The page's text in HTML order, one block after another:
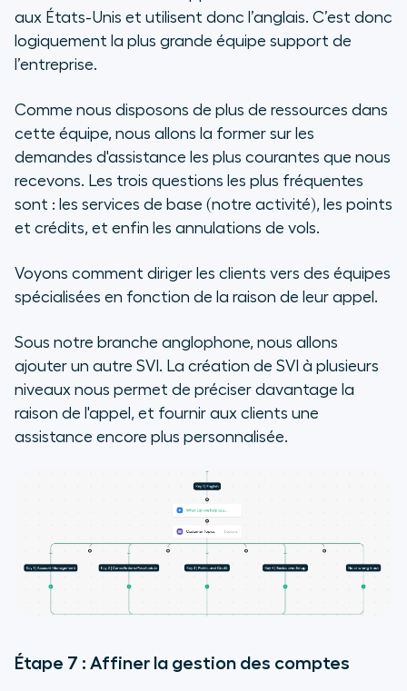
aux États-Unis et utilisent donc l’anglais. C’est donc
logiquement la plus grande équipe support de
l’entreprise.
Comme nous disposons de plus de ressources dans
cette équipe, nous allons la former sur les
demandes d'assistance les plus courantes que nous
recevons. Les trois questions les plus fréquentes
sont : les services de base (notre activité), les points
et crédits, et enfin les annulations de vols.
Voyons comment diriger les clients vers des équipes
spécialisées en fonction de la raison de leur appel.
Sous notre branche anglophone, nous allons
ajouter un autre SVI. La création de SVI à plusieurs
niveaux nous permet de préciser davantage la
raison de l'appel, et fournir aux clients une
assistance encore plus personnalisée.
Étape 7 : Affiner la gestion des comptes